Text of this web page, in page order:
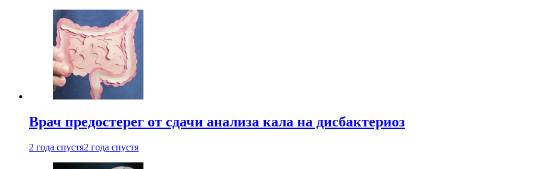
Врач предостерег от сдачи анализа кала на дисбактериоз
2 года спустя2 года спустя